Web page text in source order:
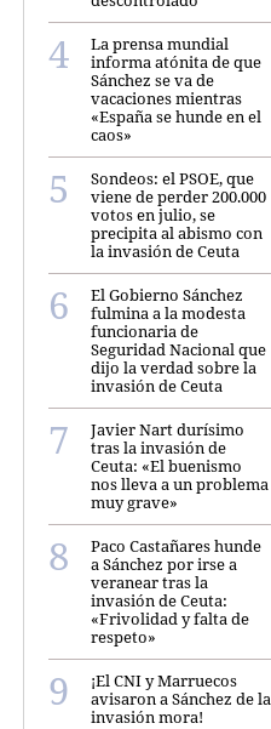
La prensa mundial
informa atónita de que
Sánchez se va de
vacaciones mientras
«España se hunde en el
caos»
Sondeos: el PSOE, que
viene de perder 200.000
votos en julio, se
precipita al abismo con
la invasión de Ceuta
El Gobierno Sánchez
fulmina a la modesta
funcionaria de
Seguridad Nacional que
dijo la verdad sobre la
invasión de Ceuta
Javier Nart durísimo
tras la invasión de
Ceuta: «El buenismo
nos lleva a un problema
muy grave»
Paco Castañares hunde
a Sánchez por irse a
veranear tras la
invasión de Ceuta:
«Frivolidad y falta de
respeto»
¡El CNI y Marruecos
avisaron a Sánchez de la
invasión mora!